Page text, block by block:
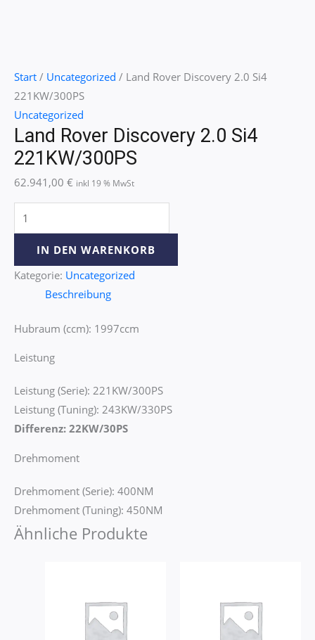
Start / Uncategorized / Land Rover Discovery 2.0 Si4
221KW/300PS
Uncategorized
Land Rover Discovery 2.0 Si4
221KW/300PS
62.941,00 € inkl 19 % MwSt
IN DEN WARENKORB
Kategorie: Uncategorized
Beschreibung
Hubraum (ccm): 1997ccm
Leistung
Leistung (Serie): 221KW/300PS
Leistung (Tuning): 243KW/330PS
Differenz: 22KW/30PS
Drehmoment
Drehmoment (Serie): 400NM
Drehmoment (Tuning): 450NM
Ähnliche Produkte